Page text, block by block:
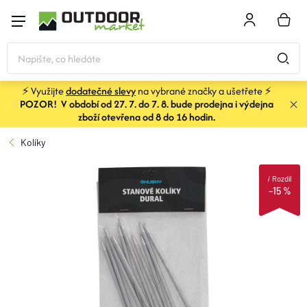
obsah
KOŠÍK
STANY
SPACÁKY
BATOHY A TAŠKY
⚡ Využijtedodatečné slevyna vybrané značky a ušetřete ⚡
POZOR! V období od 27. 7. do 7. 8. bude prodejna i výdejna
zboží otevřena od 8 do 16 hodin.
Kolíky
–15 %
iRozdíl